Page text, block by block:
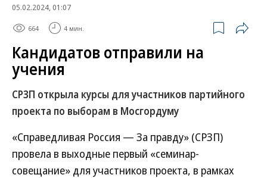
05.02.2024, 01:07
664 4 мин.
Кандидатов отправили на
учения
СРЗП открыла курсы для участников партийного
проекта по выборам в Мосгордуму
«Справедливая Россия — За правду» (СРЗП)
провела в выходные первый «семинар-
совещание» для участников проекта, в рамках